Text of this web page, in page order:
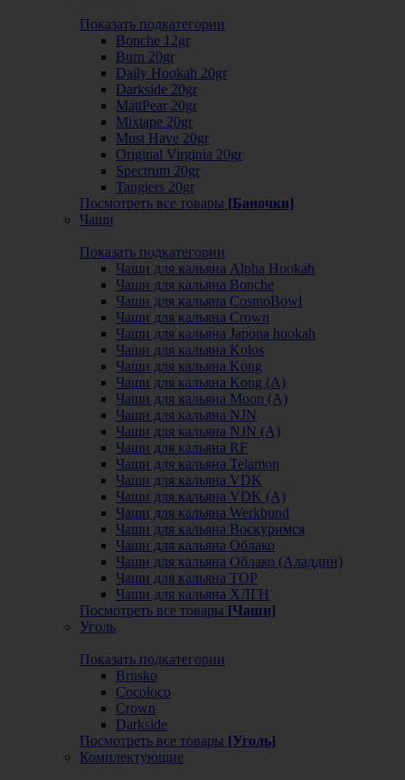
Показать подкатегории
Bonche 12gr
Burn 20gr
Daily Hookah 20gr
Darkside 20gr
MattPear 20gr
Mixtape 20gr
Must Have 20gr
Original Virginia 20gr
Spectrum 20gr
Tangiers 20gr
Посмотреть все товары [Баночки]
Чаши
Показать подкатегории
Чаши для кальяна Alpha Hookah
Чаши для кальяна Bonche
Чаши для кальяна CosmoBowl
Чаши для кальяна Crown
Чаши для кальяна Japona hookah
Чаши для кальяна Kolos
Чаши для кальяна Kong
Чаши для кальяна Kong (A)
Чаши для кальяна Moon (А)
Чаши для кальяна NJN
Чаши для кальяна NJN (А)
Чаши для кальяна RF
Чаши для кальяна Telamon
Чаши для кальяна VDK
Чаши для кальяна VDK (А)
Чаши для кальяна Werkbund
Чаши для кальяна Воскуримся
Чаши для кальяна Облако
Чаши для кальяна Облако (Аладдин)
Чаши для кальяна ТОР
Чаши для кальяна ХЛГН
Посмотреть все товары [Чаши]
Уголь
Показать подкатегории
Brusko
Cocoloco
Crown
Darkside
Посмотреть все товары [Уголь]
Комплектующие